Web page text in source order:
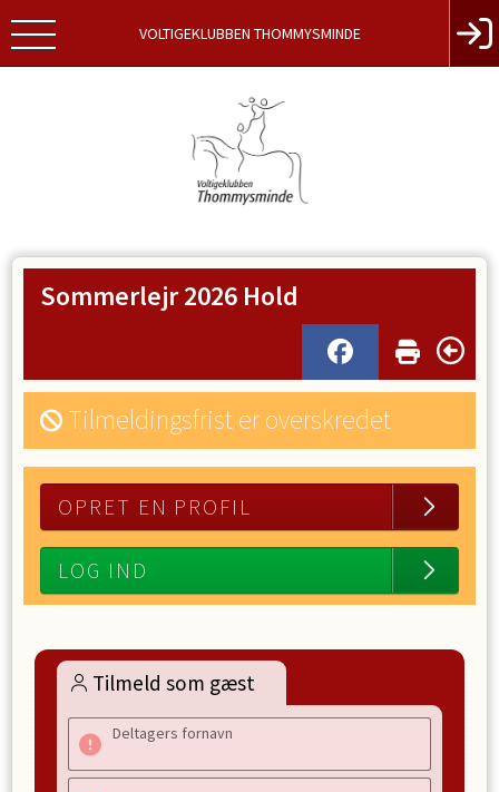
VOLTIGEKLUBBEN THOMMYSMINDE
Sommerlejr 2026 Hold
Tilmeldingsfrist er overskredet
OPRET EN PROFIL
LOG IND
Tilmeld som gæst
Deltagers fornavn